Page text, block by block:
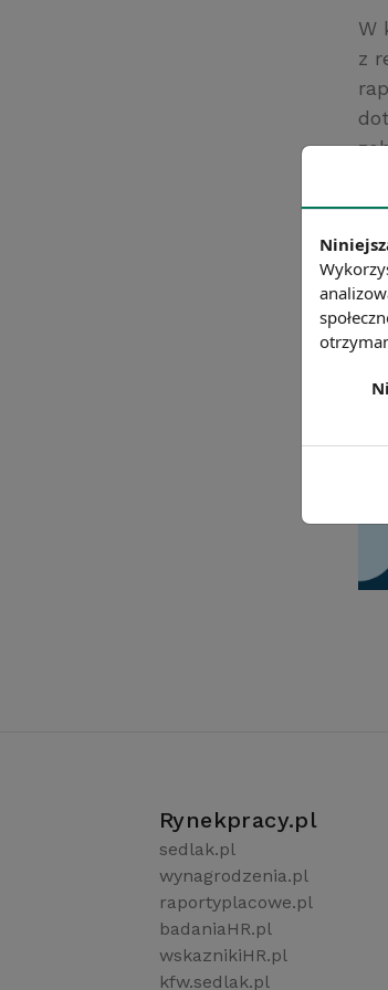
W
z
Rynekpracy.pl
sedlak.pl
wynagrodzenia.pl
raportyplacowe.pl
badaniaHR.pl
wskaznikiHR.pl
kfw.sedlak.pl